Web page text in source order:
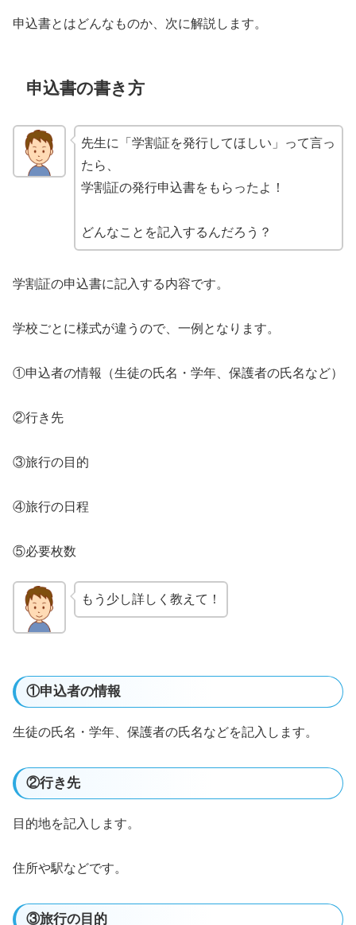
申込書とはどんなものか、次に解説します。
申込書の書き方
先生に「学割証を発行してほしい」って言っ
たら、
学割証の発行申込書をもらったよ！
どんなことを記入するんだろう？
学割証の申込書に記入する内容です。
学校ごとに様式が違うので、一例となります。
①申込者の情報（生徒の氏名・学年、保護者の氏名など）
②行き先
③旅行の目的
④旅行の日程
⑤必要枚数
もう少し詳しく教えて！
①申込者の情報
生徒の氏名・学年、保護者の氏名などを記入します。
②行き先
目的地を記入します。
住所や駅などです。
③旅行の目的